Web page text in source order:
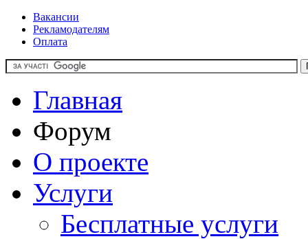
Вакансии
Рекламодателям
Оплата
Главная
Форум
О проекте
Услуги
Бесплатные услуги